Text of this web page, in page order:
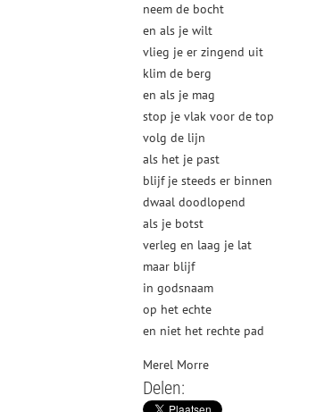
neem de bocht
en als je wilt
vlieg je er zingend uit
klim de berg
en als je mag
stop je vlak voor de top
volg de lijn
als het je past
blijf je steeds er binnen
dwaal doodlopend
als je botst
verleg en laag je lat
maar blijf
in godsnaam
op het echte
en niet het rechte pad
Merel Morre
Delen: